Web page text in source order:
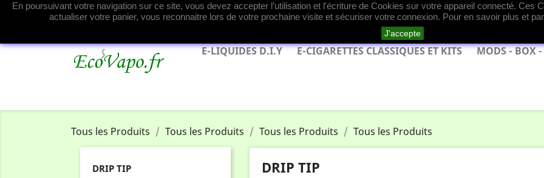
En poursuivant votre navigation sur ce site, vous devez accepter l’utilisation et l'écriture de Cookies sur votre appareil connecté. Ces
actualiser votre panier, vous reconnaitre lors de votre prochaine visite et sécuriser votre connexion. Pour en savoir plus et
J'accepte
Contactez-nous
E-LIQUIDES D.I.Y E-CIGARETTES CLASSIQUES ET KITS MODS - BOX -
Tous les Produits Tous les Produits Tous les Produits Tous les Produits
DRIP TIP DRIP TIP